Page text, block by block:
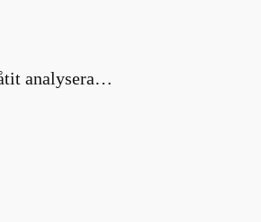
analysera…